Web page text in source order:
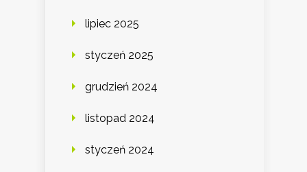
lipiec 2025
styczeń 2025
grudzień 2024
listopad 2024
styczeń 2024